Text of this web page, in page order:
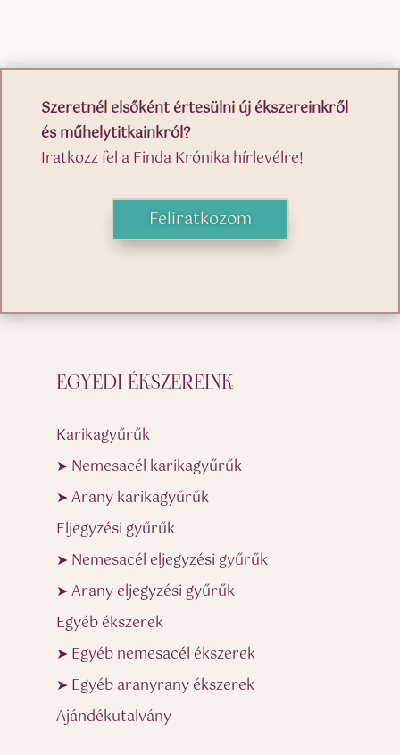
Szeretnél elsőként értesülni új ékszereinkről
és műhelytitkainkról?
Iratkozz fel a Finda Krónika hírlevélre!
Feliratkozom
EGYEDI ÉKSZEREINK
Karikagyűrűk
➤ Nemesacél karikagyűrűk
➤ Arany karikagyűrűk
Eljegyzési gyűrűk
➤ Nemesacél eljegyzési gyűrűk
➤ Arany eljegyzési gyűrűk
Egyéb ékszerek
➤ Egyéb nemesacél ékszerek
➤ Egyéb aranyrany ékszerek
Ajándékutalvány